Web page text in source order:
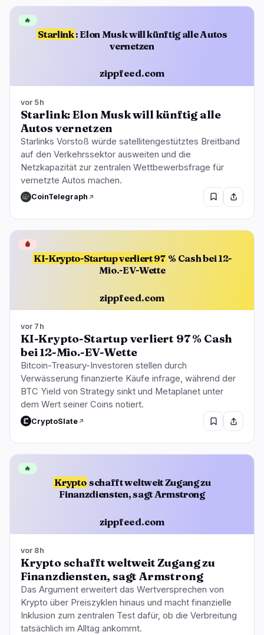
Starlink: Elon Musk will künftig alle Autos
vernetzen
zippfeed.com
🔥
vor 5h
Starlink: Elon Musk will künftig alle
Autos vernetzen
Starlinks Vorstoß würde satellitengestütztes Breitband
auf den Verkehrssektor ausweiten und die
Netzkapazität zur zentralen Wettbewerbsfrage für
vernetzte Autos machen.
CoinTelegraph
KI-Krypto-Startup verliert 97 % Cash bei 12-
Mio.-EV-Wette
zippfeed.com
🩸
vor 7h
KI-Krypto-Startup verliert 97 % Cash
bei 12-Mio.-EV-Wette
Bitcoin-Treasury-Investoren stellen durch
Verwässerung finanzierte Käufe infrage, während der
BTC Yield von Strategy sinkt und Metaplanet unter
dem Wert seiner Coins notiert.
CryptoSlate
Krypto schafft weltweit Zugang zu
Finanzdiensten, sagt Armstrong
zippfeed.com
🔥
vor 8h
Krypto schafft weltweit Zugang zu
Finanzdiensten, sagt Armstrong
Das Argument erweitert das Wertversprechen von
Krypto über Preiszyklen hinaus und macht finanzielle
Inklusion zum zentralen Test dafür, ob die Verbreitung
tatsächlich im Alltag ankommt.